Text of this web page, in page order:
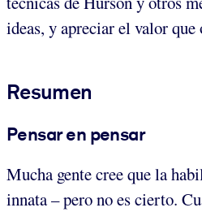
ideas, y apreciar el valor que
Resumen
Pensar en pensar
Mucha gente cree que la
innata – pero no es cierto.